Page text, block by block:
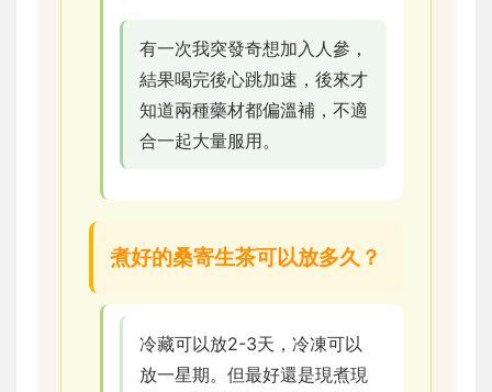
有一次我突發奇想加入人參，
結果喝完後心跳加速，後來才
知道兩種藥材都偏溫補，不適
合一起大量服用。
煮好的桑寄生茶可以放多久？
冷藏可以放2-3天，冷凍可以
放一星期。但最好還是現煮現